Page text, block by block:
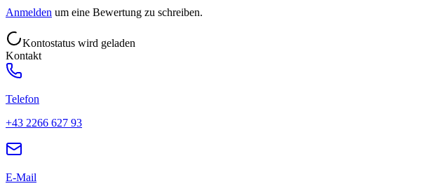
Anmelden um eine Bewertung zu schreiben.
Kontostatus wird geladen
Kontakt
Telefon
+43 2266 627 93
E-Mail